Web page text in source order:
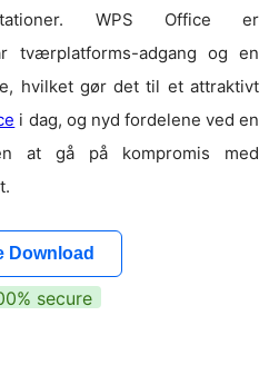
WPS Office er
tværplatforms-adgang og en
hvilket gør det til et attraktivt
i dag, og nyd fordelene ved en
at gå på kompromis med
Download
secure